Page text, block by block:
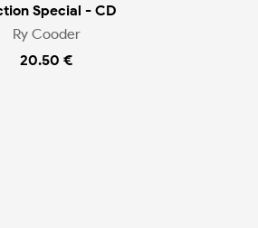
Special - CD
Ry Cooder
20.50 €